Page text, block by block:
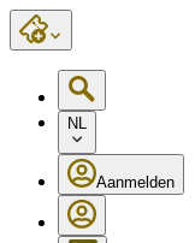
NL
Aanmelden